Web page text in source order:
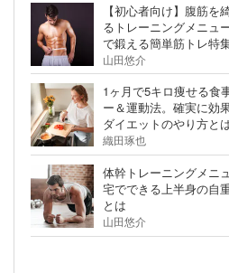
【初心者向け】腹筋を
るトレーニングメニュ
で鍛える簡単筋トレ特
山田悠介
1ヶ月で5キロ痩せる食
ー＆運動法。確実に効
ダイエットのやり方と
織田琢也
体幹トレーニングメニ
宅でできる上半身の自
とは
山田悠介